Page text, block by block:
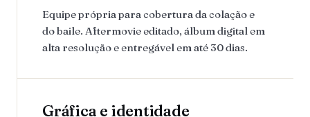
Equipe própria para cobertura da colação e
do baile. Aftermovie editado, álbum digital em
alta resolução e entregável em até 30 dias.
Gráfica e identidade